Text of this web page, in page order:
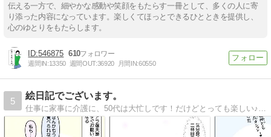
伝える一方で、細やかな感動や笑顔をもたらす一冊として、多くの人に寄
り添った内容になっています。楽しくてほっとできるひとときを提供し、
心のゆとりをもたらします。
546875 610
週間IN:13350 週間OUT:36920 月間IN:60550
5
絵日記でございます。